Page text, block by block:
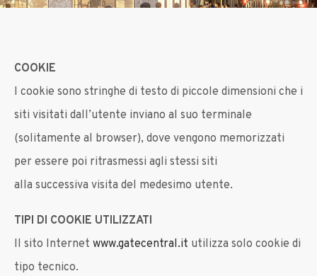
COOKIE
I cookie sono stringhe di testo di piccole dimensioni che i
siti visitati dall’utente inviano al suo terminale
(solitamente al browser), dove vengono memorizzati
per essere poi ritrasmessi agli stessi siti
alla successiva visita del medesimo utente.
TIPI DI COOKIE UTILIZZATI
Il sito Internet www.gatecentral.it utilizza solo cookie di
tipo tecnico.